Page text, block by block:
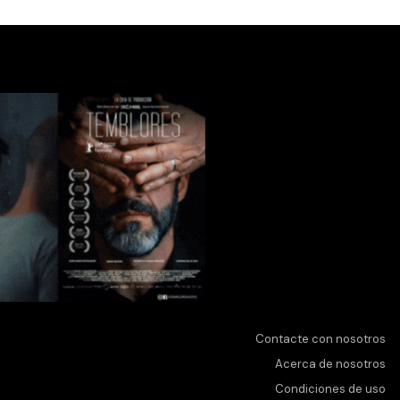
Contacte con nosotros
Acerca de nosotros
Condiciones de uso